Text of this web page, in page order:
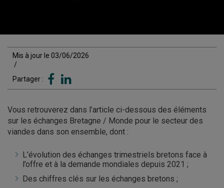
Mis à jour le 03/06/2026
/
Partager :
Vous retrouverez dans l’article ci-dessous des éléments
sur les échanges Bretagne / Monde pour le secteur des
viandes dans son ensemble, dont :
L’évolution des échanges trimestriels bretons face à
l’offre et à la demande mondiales depuis 2021 ;
Des chiffres clés sur les échanges bretons ;